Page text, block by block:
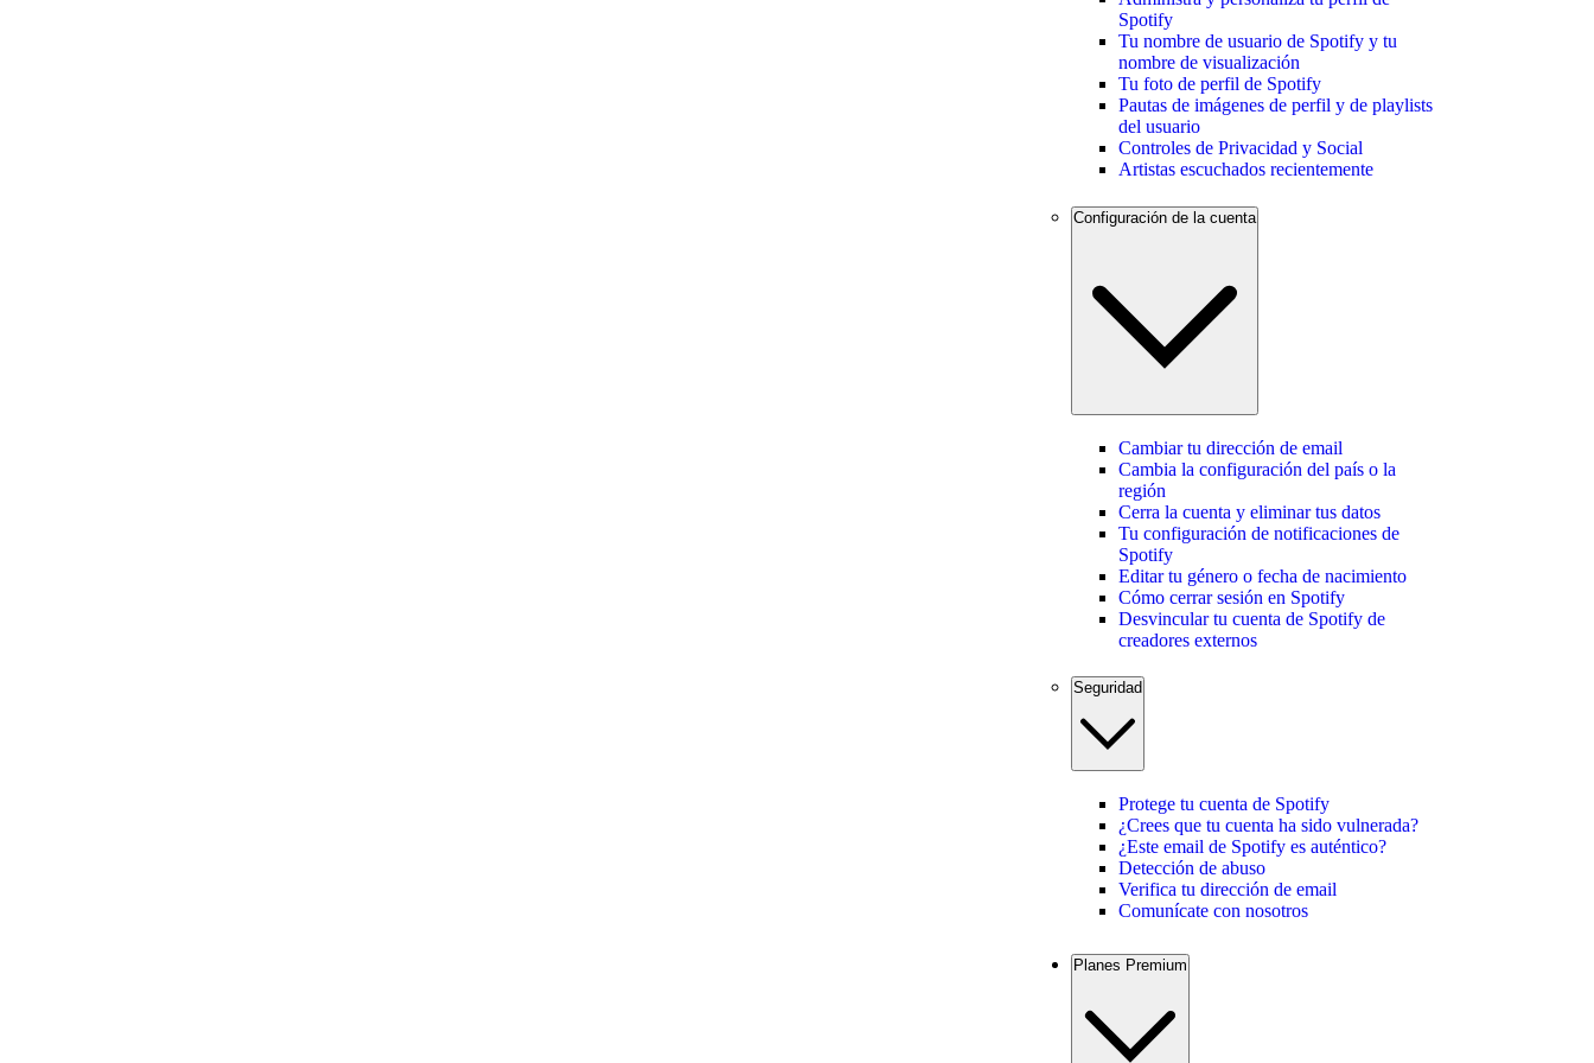
Spotify
Tu nombre de usuario de Spotify y tu
nombre de visualización
Tu foto de perfil de Spotify
Pautas de imágenes de perfil y de playlists
del usuario
Controles de Privacidad y Social
Artistas escuchados recientemente
Configuración de la cuenta
Cambiar tu dirección de email
Cambia la configuración del país o la
región
Cerra la cuenta y eliminar tus datos
Tu configuración de notificaciones de
Spotify
Editar tu género o fecha de nacimiento
Cómo cerrar sesión en Spotify
Desvincular tu cuenta de Spotify de
creadores externos
Seguridad
Protege tu cuenta de Spotify
¿Crees que tu cuenta ha sido vulnerada?
¿Este email de Spotify es auténtico?
Detección de abuso
Verifica tu dirección de email
Comunícate con nosotros
Planes Premium